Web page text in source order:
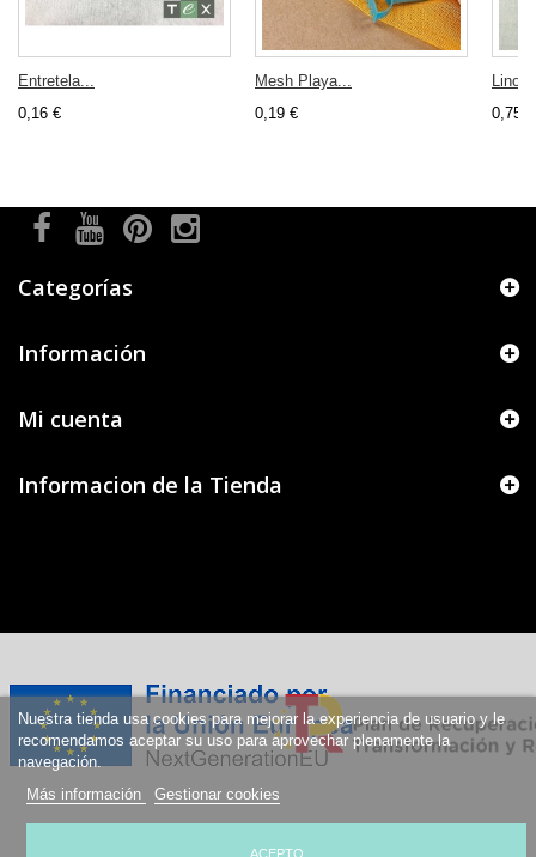
Nuestra tienda usa cookies para mejorar la experiencia de usuario y le
recomendamos aceptar su uso para aprovechar plenamente la
navegación.
Más información
Gestionar cookies
ACEPTO
Entretela...
0,16 €
Mesh Playa...
0,19 €
Lino
0,75 €
Categorías
Información
Mi cuenta
Informacion de la Tienda